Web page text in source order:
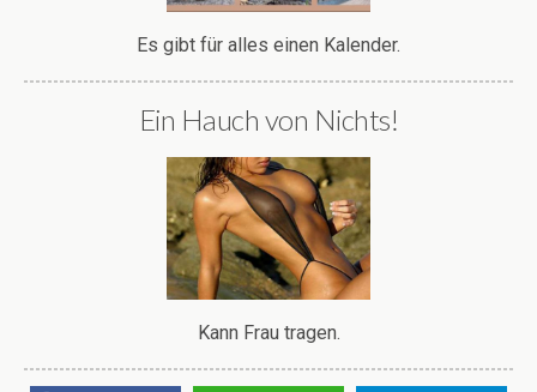
Es gibt für alles einen Kalender.
Ein Hauch von Nichts!
Kann Frau tragen.